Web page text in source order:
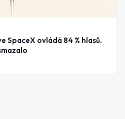
SpaceX ovládá 84 % hlasů.